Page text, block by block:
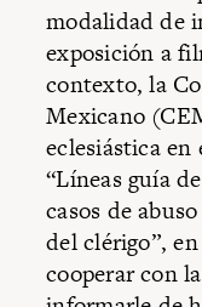
modalidad de
exposición a
contexto, la
Mexicano
eclesiástica
“Líneas guía
casos de
del clérigo”,
cooperar con